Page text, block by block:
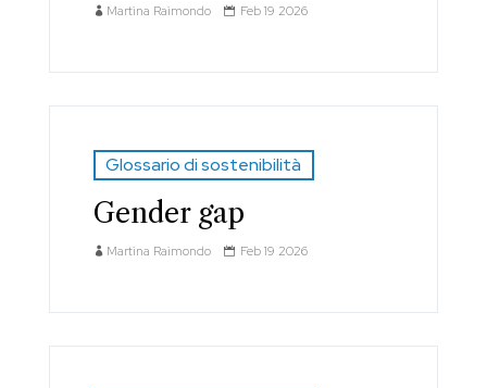
Martina Raimondo Feb 19 2026
Glossario di sostenibilità
Gender gap
Martina Raimondo Feb 19 2026